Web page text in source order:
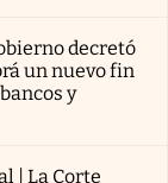
decretó
un nuevo fin
y
| La Corte